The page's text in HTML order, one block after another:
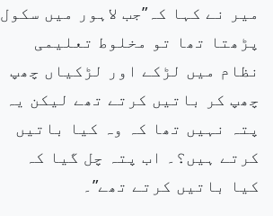
میر نے کہا کہ”جب لاہور میں سکول
پڑھتا تھا تو مخلوط تعلیمی
نظام میں لڑکے اور لڑکیاں چھپ
چھپ کر باتیں کرتے تھے لیکن یہ
پتہ نہیں تھا کہ وہ کیا باتیں
کرتے ہیں؟۔ اب پتہ چل گیا کہ
کیا باتیں کرتے تھے”۔